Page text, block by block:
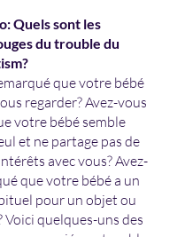
Quels sont les
du trouble du
que votre bébé
regarder? Avez-vous
votre bébé semble
et ne partage pas de
avec vous? Avez-
que votre bébé a un
pour un objet ou
Voici quelques-uns des